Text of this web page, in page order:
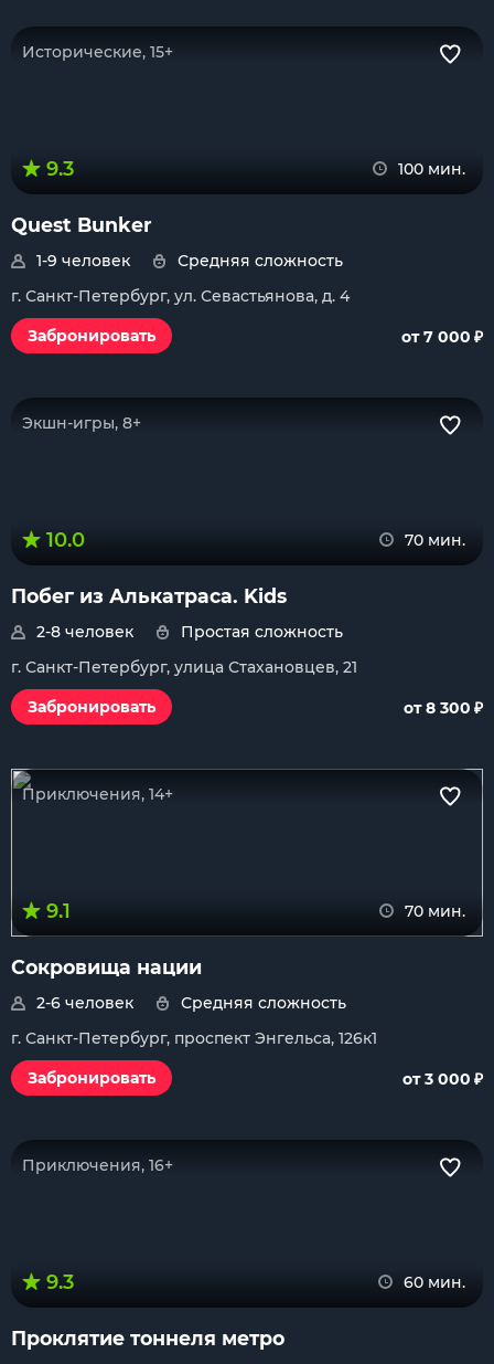
Исторические, 15+
9.3 100 мин.
Quest Bunker
1-9 человек
Средняя сложность
г. Санкт-Петербург, ул. Севастьянова, д. 4
Забронировать
от 7 000 ₽
Экшн-игры, 8+
10.0 70 мин.
Побег из Алькатраса. Kids
2-8 человек
Простая сложность
г. Санкт-Петербург, улица Стахановцев, 21
Забронировать
от 8 300 ₽
Приключения, 14+
9.1 70 мин.
Сокровища нации
2-6 человек
Средняя сложность
г. Санкт-Петербург, проспект Энгельса, 126к1
Забронировать
от 3 000 ₽
Приключения, 16+
9.3 60 мин.
Проклятие тоннеля метро